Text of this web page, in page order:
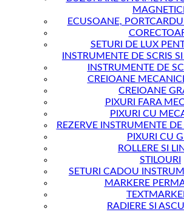
ECUSOANE,
SETURI DE LUX
INSTRUMENTE DE SCRIS
INSTRUMENTE DE
CREIOANE
CREIOANE
PIXURI FARA
PIXURI CU
REZERVE INSTRUMENTE
PIXURI CU
ROLLERE SI
STILOURI
SETURI CADOU
MARKERE
RADIERE SI